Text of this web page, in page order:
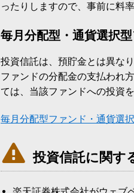
ったりしますので、事前に料
毎月分配型・通貨選択
投資信託は、預貯金とは異な
ファンドの分配金の支払われ
ては、当該ファンドへの投資
毎月分配型ファンド・通貨選
 投資信託に関す